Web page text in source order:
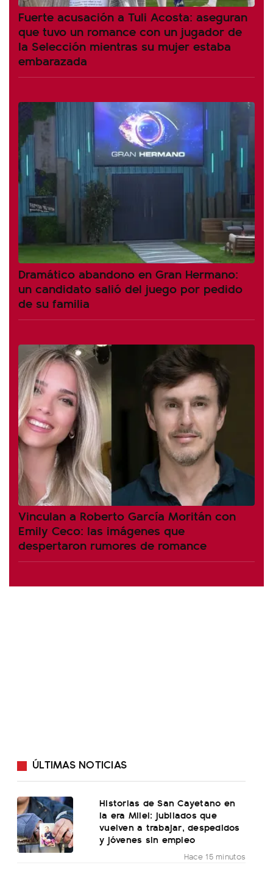
Fuerte acusación a Tuli Acosta: aseguran
que tuvo un romance con un jugador de
la Selección mientras su mujer estaba
embarazada
Dramático abandono en Gran Hermano:
un candidato salió del juego por pedido
de su familia
Vinculan a Roberto García Moritán con
Emily Ceco: las imágenes que
despertaron rumores de romance
ÚLTIMAS NOTICIAS
Historias de San Cayetano en
la era Milei: jubilados que
vuelven a trabajar, despedidos
y jóvenes sin empleo
Hace 15 minutos